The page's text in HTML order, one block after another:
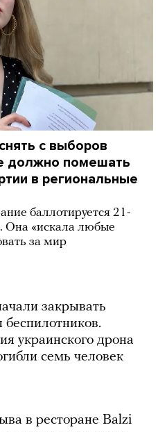
с выборов
должно помешать
в региональные
баллотируется 21-
Она «искала любые
за мир
закрывать
беспилотников.
украинского дрона
семь человек
в ресторане Balzi